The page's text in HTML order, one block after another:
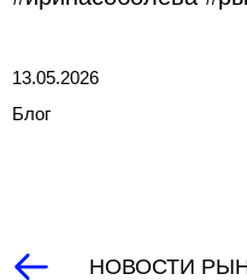
13.05.2026
Блог
НОВОСТИ